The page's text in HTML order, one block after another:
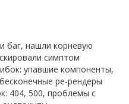
баг, нашли корневую
симптом
упавшие компоненты,
ре-рендеры
404, 500, проблемы с